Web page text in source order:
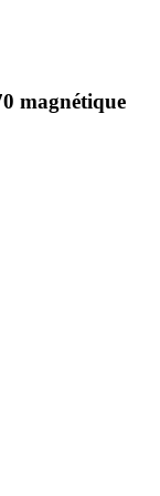
magnétique